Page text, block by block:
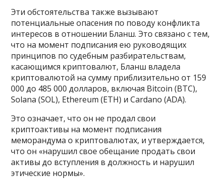
Эти обстоятельства также вызывают
потенциальные опасения по поводу конфликта
интересов в отношении Бланш. Это связано с тем,
что на момент подписания ею руководящих
принципов по судебным разбирательствам,
касающимся криптовалют, Бланш владела
криптовалютой на сумму приблизительно от 159
000 до 485 000 долларов, включая Bitcoin (BTC),
Solana (SOL), Ethereum (ETH) и Cardano (ADA).
Это означает, что он не продал свои
криптоактивы на момент подписания
меморандума о криптовалютах, и утверждается,
что он «нарушил свое обещание продать свои
активы до вступления в должность и нарушил
этические нормы».